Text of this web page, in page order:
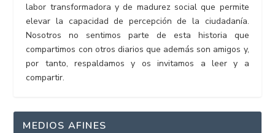
labor transformadora y de madurez social que permite
elevar la capacidad de percepción de la ciudadanía.
Nosotros no sentimos parte de esta historia que
compartimos con otros diarios que además son amigos y,
por tanto, respaldamos y os invitamos a leer y a
compartir.
MEDIOS AFINES